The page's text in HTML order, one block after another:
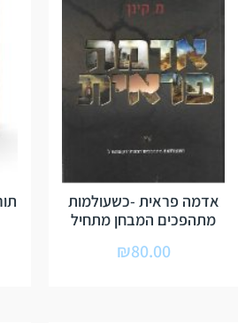
אדמה פראית -כשעולמות
מתהפכים המבחן מתחיל
₪80.00